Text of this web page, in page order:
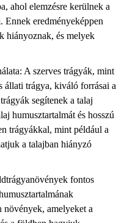
ahol elemzésre kerülnek a
Ennek eredményeképpen
hiányoznak, és melyek
A szerves trágyák, mint
állati trágya, kiváló forrásai a
segítenek a talaj
humusztartalmát és hosszú
trágyákkal, mint például a
a talajban hiányzó
fontos
növények, amelyeket a